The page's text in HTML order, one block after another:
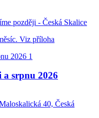
později - Česká Skalice
Viz příloha
a srpnu 2026
40, Česká